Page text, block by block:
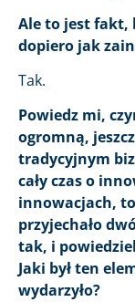
Ale to jest fakt,
dopiero jak
Tak.
Powiedz mi,
ogromną,
tradycyjnym
cały czas o
innowacjach,
przyjechało
tak, i
Jaki był ten
wydarzyło?